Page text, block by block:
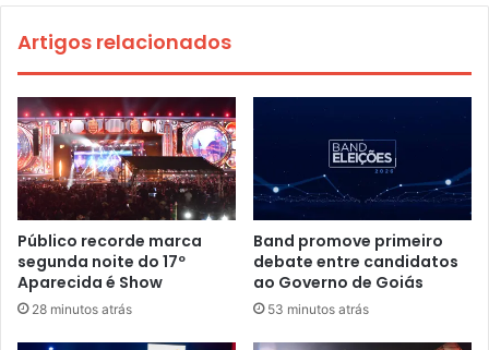
Artigos relacionados
Público recorde marca
segunda noite do 17º
Aparecida é Show
28 minutos atrás
Band promove primeiro
debate entre candidatos
ao Governo de Goiás
53 minutos atrás